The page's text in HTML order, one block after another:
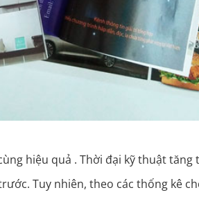
hiệu quả . Thời đại kỹ thuật tăng
Tuy nhiên, theo các thống kê